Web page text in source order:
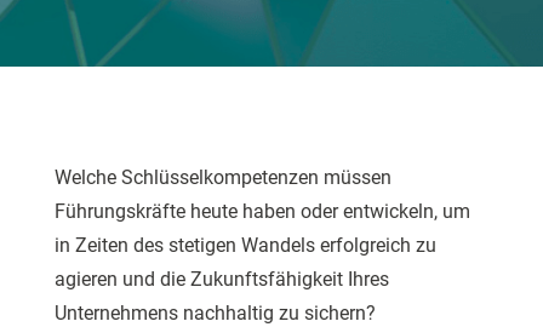
Welche Schlüsselkompetenzen müssen
Führungskräfte heute haben oder entwickeln, um
in Zeiten des stetigen Wandels erfolgreich zu
agieren und die Zukunftsfähigkeit Ihres
Unternehmens nachhaltig zu sichern?